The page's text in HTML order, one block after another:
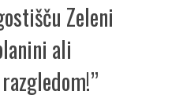
Zeleni
ali